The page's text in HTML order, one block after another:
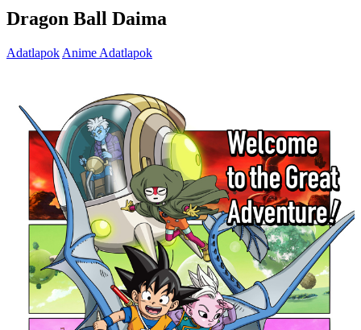
Dragon Ball Daima
Adatlapok Anime Adatlapok